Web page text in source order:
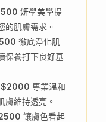
妍學美學提
的肌膚需求。
徹底淨化肌
保養打下良好基
專業溫和
膚維持透亮。
讓膚色看起